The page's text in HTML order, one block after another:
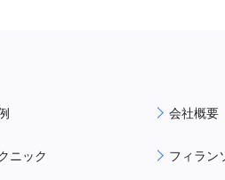
ニック
会社概要
フィラン